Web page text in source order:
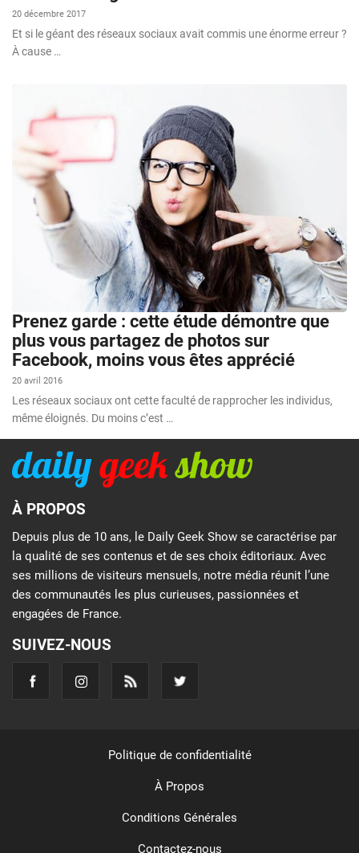
20 décembre 2017
Et si le géant des réseaux sociaux avait commis une énorme erreur ?
À cause …
Prenez garde : cette étude démontre que
plus vous partagez de photos sur
Facebook, moins vous êtes apprécié
20 avril 2016
Les réseaux sociaux ont cette faculté de rapprocher les individus,
même éloignés. Du moins c’est …
À PROPOS
Depuis plus de 10 ans, le Daily Geek Show se caractérise par
la qualité de ses contenus et de ses choix éditoriaux. Avec
ses millions de visiteurs mensuels, notre média réunit l’une
des communautés les plus curieuses, passionnées et
engagées de France.
SUIVEZ-NOUS
Politique de confidentialité
À Propos
Conditions Générales
Contactez-nous